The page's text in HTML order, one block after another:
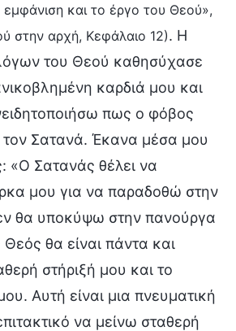
και το έργο του Θεού»,
στην αρχή, Κεφάλαιο 12). Η
του Θεού καθησύχασε
καρδιά μου και
πως ο φόβος
Σατανά. Έκανα μέσα μου
«Ο Σατανάς θέλει να
μου για να παραδοθώ στην
θα υποκύψω στην πανούργα
θα είναι πάντα και
στήριξή μου και το
Αυτή είναι μια πνευματική
να μείνω σταθερή